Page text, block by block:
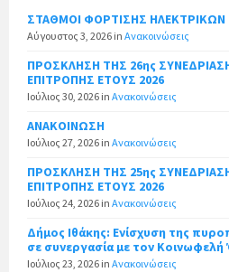
ΣΤΑΘΜΟΙ ΦΟΡΤΙΣΗΣ
Αύγουστος 3, 2026 in Ανακοινώσεις
ΠΡΟΣΚΛΗΣΗ ΤΗΣ 26ης
ΕΠΙΤΡΟΠΗΣ ΕΤΟΥΣ 2026
Ιούλιος 30, 2026 in Ανακοινώσεις
ΑΝΑΚΟΙΝΩΣΗ
Ιούλιος 27, 2026 in Ανακοινώσεις
ΠΡΟΣΚΛΗΣΗ ΤΗΣ 25ης
ΕΠΙΤΡΟΠΗΣ ΕΤΟΥΣ 2026
Ιούλιος 24, 2026 in Ανακοινώσεις
Δήμος Ιθάκης: Ενίσχυση της
σε συνεργασία με τον Κοινωφελή
Ιούλιος 23, 2026 in Ανακοινώσεις